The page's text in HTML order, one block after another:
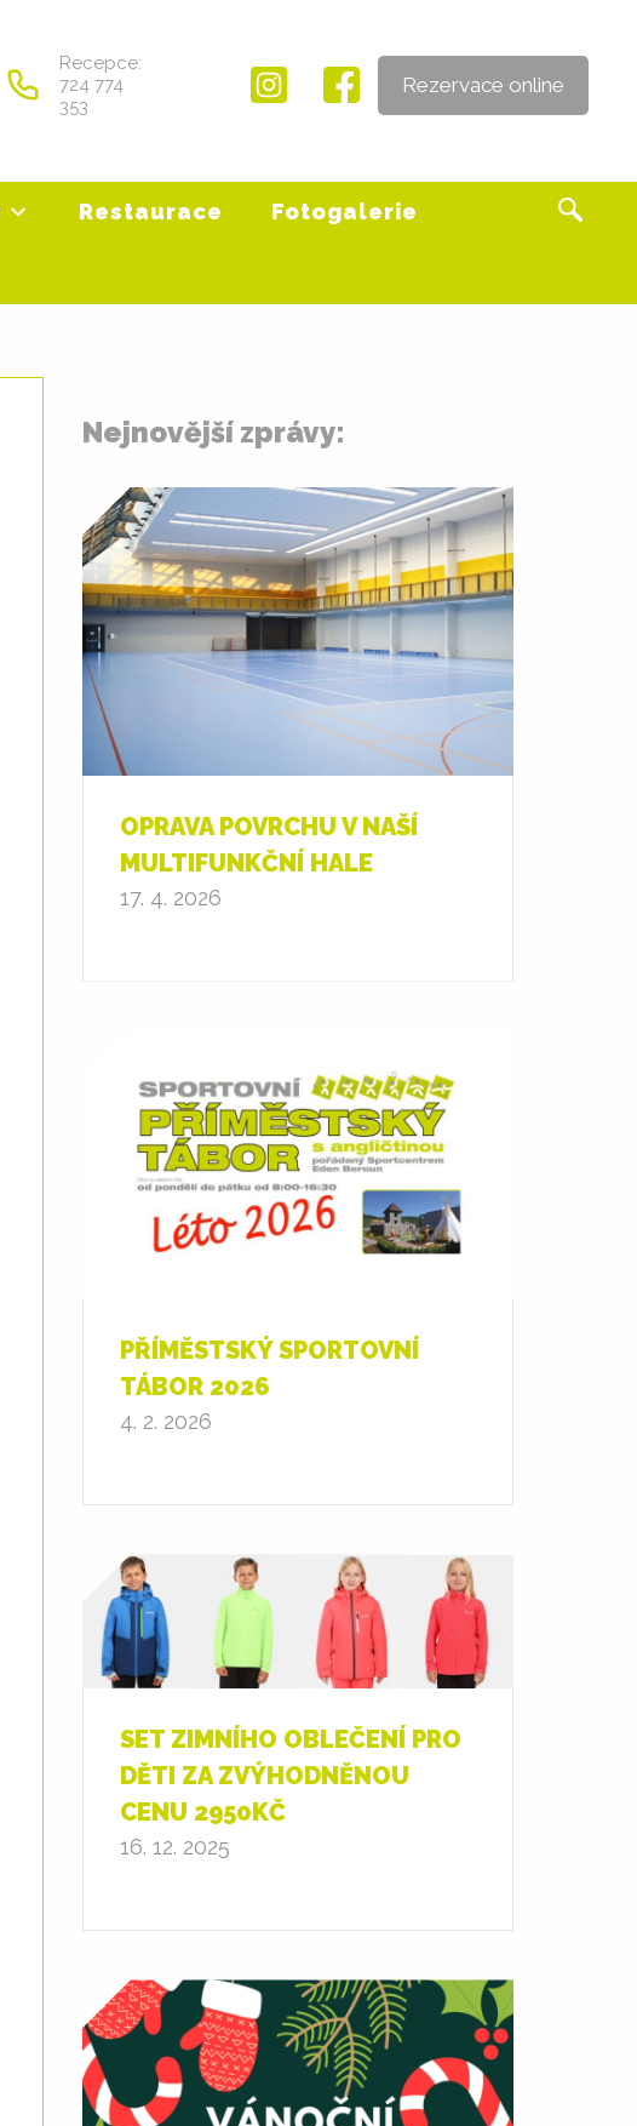
Recepce:
724 774
353
Rezervace online
Restaurace Fotogalerie
Nejnovější zprávy:
OPRAVA POVRCHU V NAŠÍ
MULTIFUNKČNÍ HALE
17. 4. 2026
PŘÍMĚSTSKÝ SPORTOVNÍ
TÁBOR 2026
4. 2. 2026
SET ZIMNÍHO OBLEČENÍ PRO
DĚTI ZA ZVÝHODNĚNOU
CENU 2950KČ
16. 12. 2025